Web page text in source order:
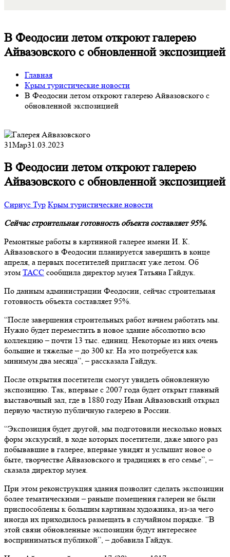
В Феодосии летом откроют галерею
Айвазовского с обновленной экспозицией
Главная
Крым туристические новости
В Феодосии летом откроют галерею Айвазовского с
обновленной экспозицией
31Мар31.03.2023
В Феодосии летом откроют галерею
Айвазовского с обновленной экспозицией
Сириус Тур Крым туристические новости
Сейчас строительная готовность объекта составляет 95%.
Ремонтные работы в картинной галерее имени И. К.
Айвазовского в Феодосии планируется завершить в конце
апреля, а первых посетителей пригласят уже летом. Об
этом ТАСС сообщила директор музея Татьяна Гайдук.
По данным администрации Феодосии, сейчас строительная
готовность объекта составляет 95%.
“После завершения строительных работ начнем работать мы.
Нужно будет переместить в новое здание абсолютно всю
коллекцию – почти 13 тыс. единиц. Некоторые из них очень
большие и тяжелые – до 300 кг. На это потребуется как
минимум два месяца”, – рассказала Гайдук.
После открытия посетители смогут увидеть обновленную
экспозицию. Так, впервые с 2007 года будет открыт главный
выставочный зал, где в 1880 году Иван Айвазовский открыл
первую частную публичную галерею в России.
“Экспозиция будет другой, мы подготовили несколько новых
форм экскурсий, в ходе которых посетители, даже много раз
побывавшие в галерее, впервые увидят и услышат новое о
быте, творчестве Айвазовского и традициях в его семье”, –
сказала директор музея.
При этом реконструкция здания позволит сделать экспозиции
более тематическими – раньше помещения галереи не были
приспособлены к большим картинам художника, из-за чего
иногда их приходилось размещать в случайном порядке. “В
этой связи обновленные экспозиции будут интереснее
восприниматься публикой”, – добавила Гайдук.